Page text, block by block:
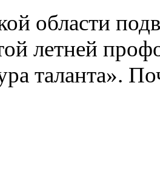
области
летней
таланта».